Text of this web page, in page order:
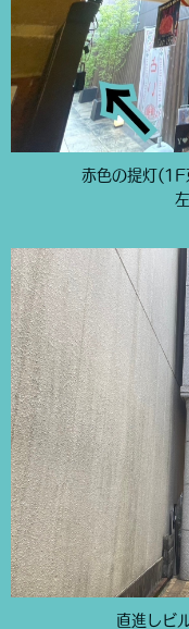
赤色の提灯(1F
直進しビ